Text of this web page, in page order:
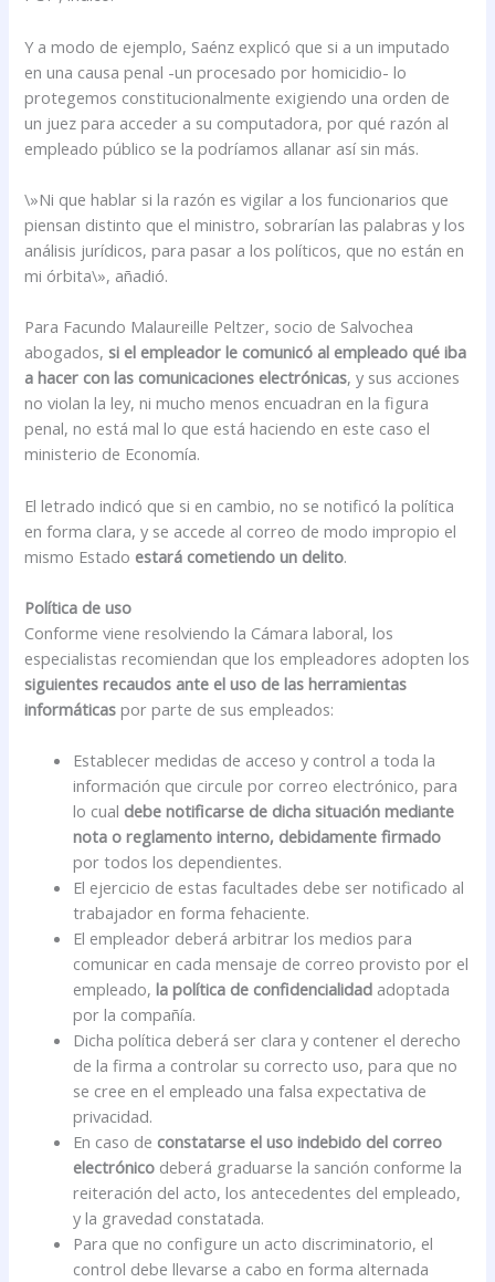
Y a modo de ejemplo, Saénz explicó que si a un imputado
en una causa penal -un procesado por homicidio- lo
protegemos constitucionalmente exigiendo una orden de
un juez para acceder a su computadora, por qué razón al
empleado público se la podríamos allanar así sin más.
\»Ni que hablar si la razón es vigilar a los funcionarios que
piensan distinto que el ministro, sobrarían las palabras y los
análisis jurídicos, para pasar a los políticos, que no están en
mi órbita\», añadió.
Para Facundo Malaureille Peltzer, socio de Salvochea
abogados,si el empleador le comunicó al empleado qué iba
a hacer con las comunicaciones electrónicas, y sus acciones
no violan la ley, ni mucho menos encuadran en la figura
penal, no está mal lo que está haciendo en este caso el
ministerio de Economía.
El letrado indicó que si en cambio, no se notificó la política
en forma clara, y se accede al correo de modo impropio el
mismo Estado estará cometiendo un delito.
Política de uso
Conforme viene resolviendo la Cámara laboral, los
especialistas recomiendan que los empleadores adopten los
siguientes recaudos ante el uso de las herramientas
informáticas por parte de sus empleados:
Establecer medidas de acceso y control a toda la
información que circule por correo electrónico, para
lo cual debe notificarse de dicha situación mediante
nota o reglamento interno, debidamente firmado
por todos los dependientes.
El ejercicio de estas facultades debe ser notificado al
trabajador en forma fehaciente.
El empleador deberá arbitrar los medios para
comunicar en cada mensaje de correo provisto por el
empleado,la política de confidencialidad adoptada
por la compañía.
Dicha política deberá ser clara y contener el derecho
de la firma a controlar su correcto uso, para que no
se cree en el empleado una falsa expectativa de
privacidad.
En caso de constatarse el uso indebido del correo
electrónico deberá graduarse la sanción conforme la
reiteración del acto, los antecedentes del empleado,
y la gravedad constatada.
Para que no configure un acto discriminatorio, el
control debe llevarse a cabo en forma alternada